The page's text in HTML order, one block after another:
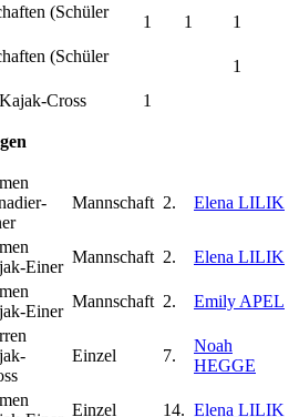
(Schüler
1 1
1
(Schüler
1
Cross
1
Mannschaft 2. Elena LILIK
Einer
Mannschaft 2. Elena LILIK
Einer
Mannschaft 2. Emily APEL
Einzel 7.
Noah
HEGGE
Einzel 14. Elena LILIK